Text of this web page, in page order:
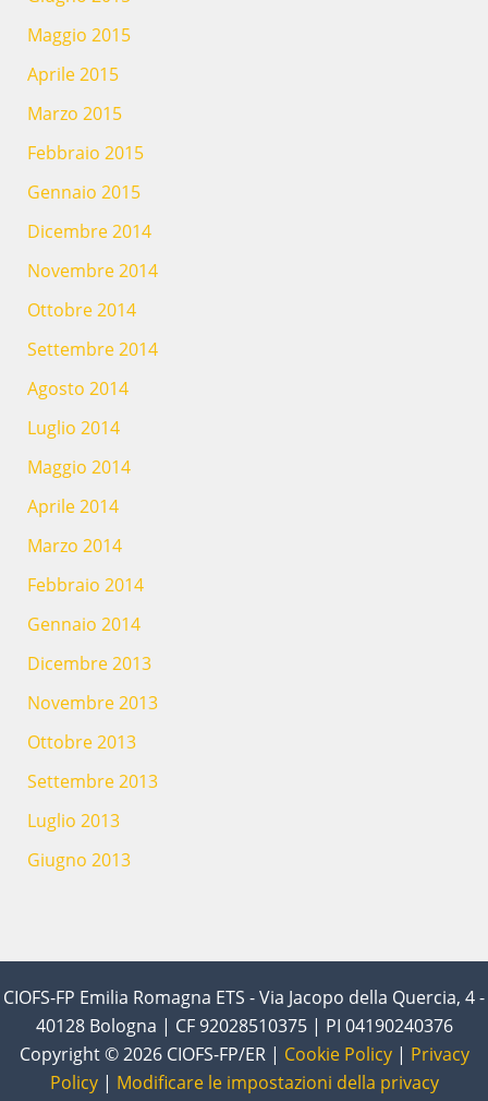
Maggio 2015
Aprile 2015
Marzo 2015
Febbraio 2015
Gennaio 2015
Dicembre 2014
Novembre 2014
Ottobre 2014
Settembre 2014
Agosto 2014
Luglio 2014
Maggio 2014
Aprile 2014
Marzo 2014
Febbraio 2014
Gennaio 2014
Dicembre 2013
Novembre 2013
Ottobre 2013
Settembre 2013
Luglio 2013
Giugno 2013
CIOFS-FP Emilia Romagna ETS - Via Jacopo della Quercia, 4 -
40128 Bologna | CF 92028510375 | PI 04190240376
Copyright © 2026 CIOFS-FP/ER | Cookie Policy| Privacy
Policy| Modificare le impostazioni della privacy